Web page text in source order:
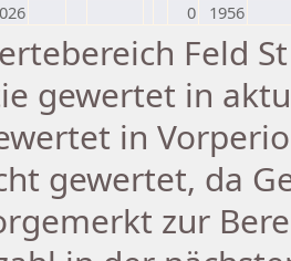
0 1956
Feld
gewertet in
in
gewertet, da
zur